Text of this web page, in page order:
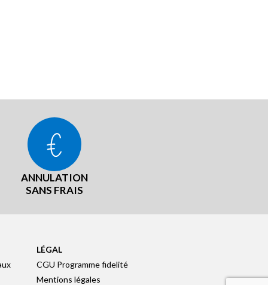
ANNULATION
SANS FRAIS
LÉGAL
CGU Programme fidelité
Mentions légales